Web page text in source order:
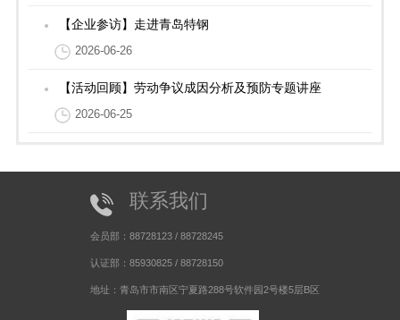
【企业参访】走进青岛特钢
2026-06-26
【活动回顾】劳动争议成因分析及预防专题讲座
2026-06-25
联系我们
会员部：88728123 / 88728245
认证部：85930825 / 88728150
地址：青岛市市南区宁夏路288号软件园2号楼5层B区